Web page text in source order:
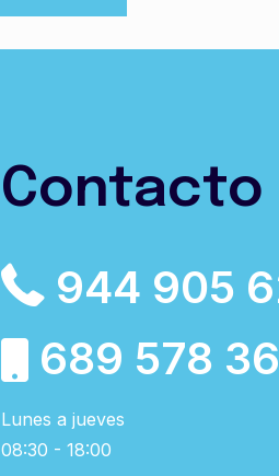
Contacto
944 905
689 578
Lunes a jueves
08:30 - 18:00